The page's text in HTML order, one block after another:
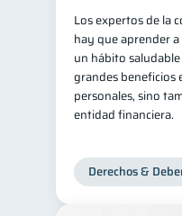
Información
Salud mental
Doble sueldo 1
Gasto
Los expertos de la
hay que aprender
un hábito
grandes beneficios
personales, sino
entidad financiera.
Derechos &